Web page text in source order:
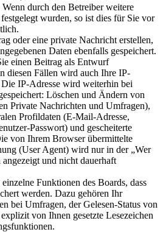
durch den Betreiber weitere
wurden, so ist dies für Sie vor
oder eine private Nachricht erstellen,
Daten ebenfalls gespeichert.
einen Beitrag als Entwurf
diesen Fällen wird auch Ihre IP-
Die IP-Adresse wird weiterhin bei
Löschen und Ändern von
Private Nachrichten und Umfragen),
Profildaten (E-Mail-Adresse,
Passwort) und gescheiterte
von Ihrem Browser übermittelte
(User Agent) wird nur in der „Wer
und nicht dauerhaft
Funktionen des Boards, dass
werden. Dazu gehören Ihr
bei Umfragen, der Gelesen-Status von
von Ihnen gesetzte Lesezeichen